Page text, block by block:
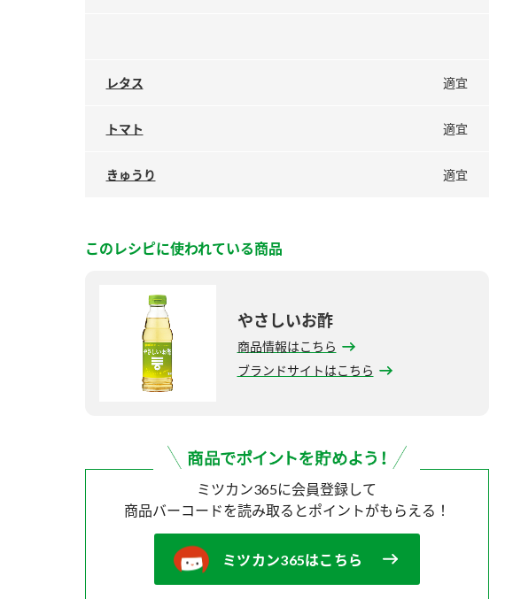
レタス 適宜
トマト 適宜
きゅうり 適宜
このレシピに使われている商品
やさしいお酢
商品情報はこちら
ブランドサイトはこちら
ミツカン365に会員登録して
商品バーコードを読み取ると ポイントがもらえる！
ミツカン365はこちら